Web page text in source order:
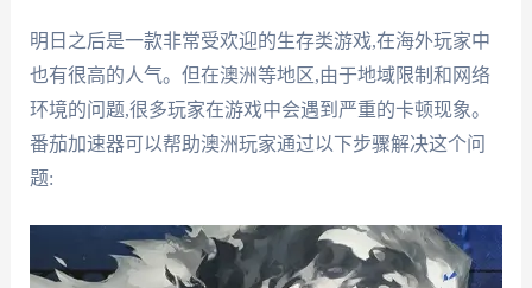
明日之后是一款非常受欢迎的生存类游戏,在海外玩家中
也有很高的人气。但在澳洲等地区,由于地域限制和网络
环境的问题,很多玩家在游戏中会遇到严重的卡顿现象。
番茄加速器可以帮助澳洲玩家通过以下步骤解决这个问
题: